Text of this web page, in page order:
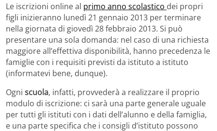
Le iscrizioni online al primo anno scolastico dei propri
figli inizieranno lunedì 21 gennaio 2013 per terminare
nella giornata di giovedì 28 febbraio 2013. Si può
presentare una sola domanda: nel caso di una richiesta
maggiore all’effettiva disponibilità, hanno precedenza le
famiglie con i requisiti previsti da istituto a istituto
(informatevi bene, dunque).
Ogni scuola, infatti, provvederà a realizzare il proprio
modulo di iscrizione: ci sarà una parte generale uguale
per tutti gli istituti con i dati dell’alunno e della famiglia,
e una parte specifica che i consigli d’istituto possono